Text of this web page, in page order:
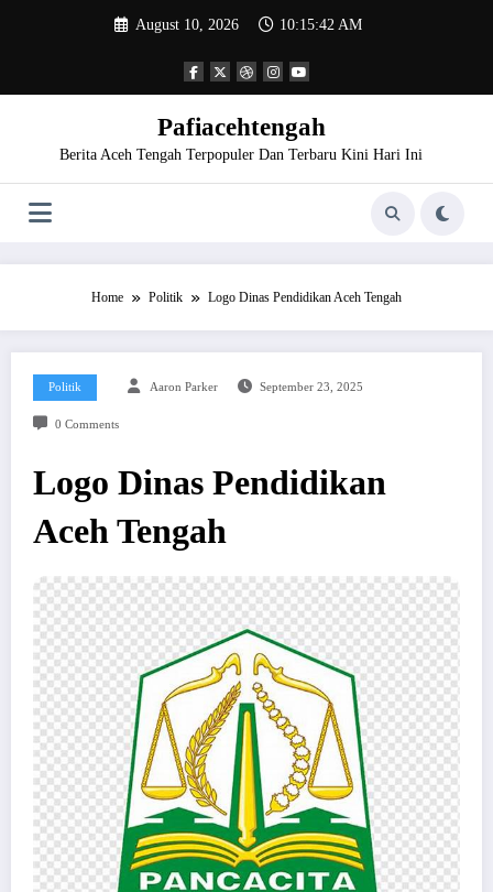
August 10, 2026 10:15:43 AM
Pafiacehtengah
Berita Aceh Tengah Terpopuler Dan Terbaru Kini Hari Ini
Home Politik Logo Dinas Pendidikan Aceh Tengah
Politik Aaron Parker September 23, 2025
0 Comments
Logo Dinas Pendidikan
Aceh Tengah